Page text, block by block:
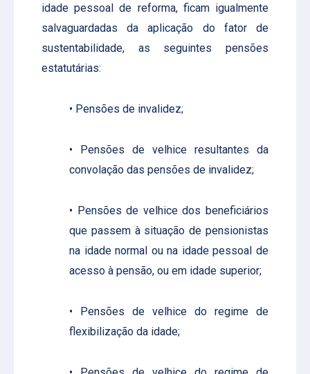
idade pessoal de reforma, ficam igualmente
salvaguardadas da aplicação do fator de
sustentabilidade, as seguintes pensões
estatutárias:
• Pensões de invalidez;
• Pensões de velhice resultantes da
convolação das pensões de invalidez;
• Pensões de velhice dos beneficiários
que passem à situação de pensionistas
na idade normal ou na idade pessoal de
acesso à pensão, ou em idade superior;
• Pensões de velhice do regime de
flexibilização da idade;